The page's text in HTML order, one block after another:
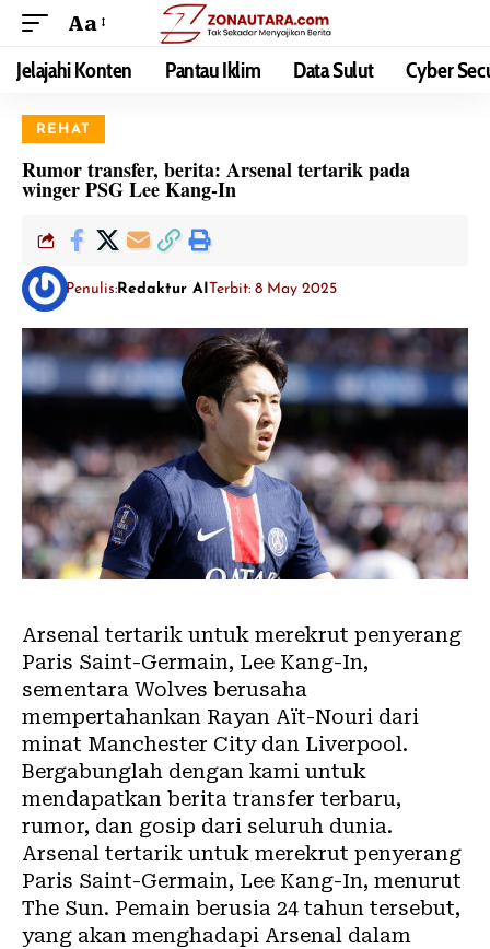
Aa
Jelajahi Konten Pantau Iklim Data Sulut Cyber
REHAT
Rumor transfer, berita: Arsenal tertarik pada
winger PSG Lee Kang-In
Penulis: Redaktur AITerbit: 8 May 2025
Arsenal tertarik untuk merekrut penyerang
Paris Saint-Germain, Lee Kang-In,
sementara Wolves berusaha
mempertahankan Rayan Aït-Nouri dari
minat Manchester City dan Liverpool.
Bergabunglah dengan kami untuk
mendapatkan berita transfer terbaru,
rumor, dan gosip dari seluruh dunia.
Arsenal tertarik untuk merekrut penyerang
Paris Saint-Germain, Lee Kang-In, menurut
The Sun. Pemain berusia 24 tahun tersebut,
yang akan menghadapi Arsenal dalam